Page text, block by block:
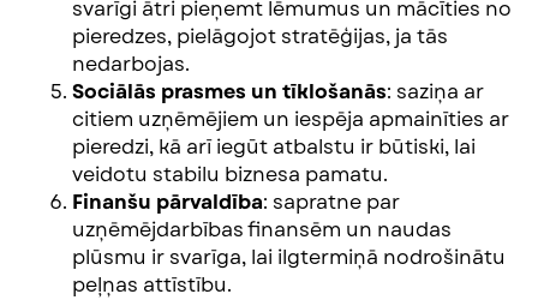
svarīgi ātri pieņemt lēmumus un mācīties no
pieredzes, pielāgojot stratēģijas, ja tās
nedarbojas.
Sociālās prasmes un tīklošanās: saziņa ar
citiem uzņēmējiem un iespēja apmainīties ar
pieredzi, kā arī iegūt atbalstu ir būtiski, lai
veidotu stabilu biznesa pamatu.
Finanšu pārvaldība: sapratne par
uzņēmējdarbības finansēm un naudas
plūsmu ir svarīga, lai ilgtermiņā nodrošinātu
peļņas attīstību.